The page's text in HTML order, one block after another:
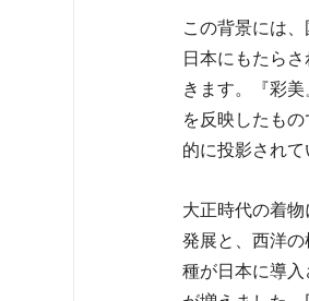
この背景には
日本にもたら
きます。『彩
を反映したも
的に投影されて
大正時代の着
発展と、西洋
種が日本に導